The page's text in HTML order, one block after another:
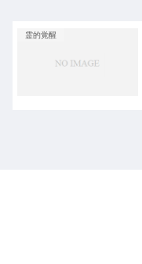
霊的覚醒